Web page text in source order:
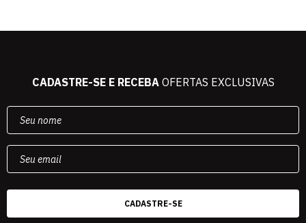
CADASTRE-SE E RECEBAOFERTAS EXCLUSIVAS